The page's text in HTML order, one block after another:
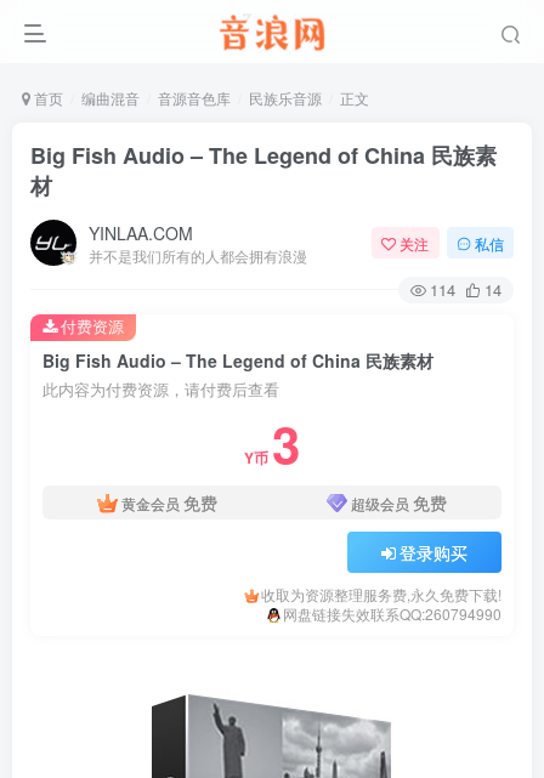
首页 编曲混音 音源音色库 民族乐音源 正文
Big Fish Audio – The Legend of China 民族素
材
YINLAA.COM
并不是我们所有的人都会拥有浪漫
关注 私信
114 14
Big Fish Audio – The Legend of China 民族素材
此内容为付费资源，请付费后查看
Y币 3
黄金会员 免费 超级会员 免费
登录购买
收取为资源整理服务费,永久免费下载!
网盘链接失效联系QQ:260794990
付费资源